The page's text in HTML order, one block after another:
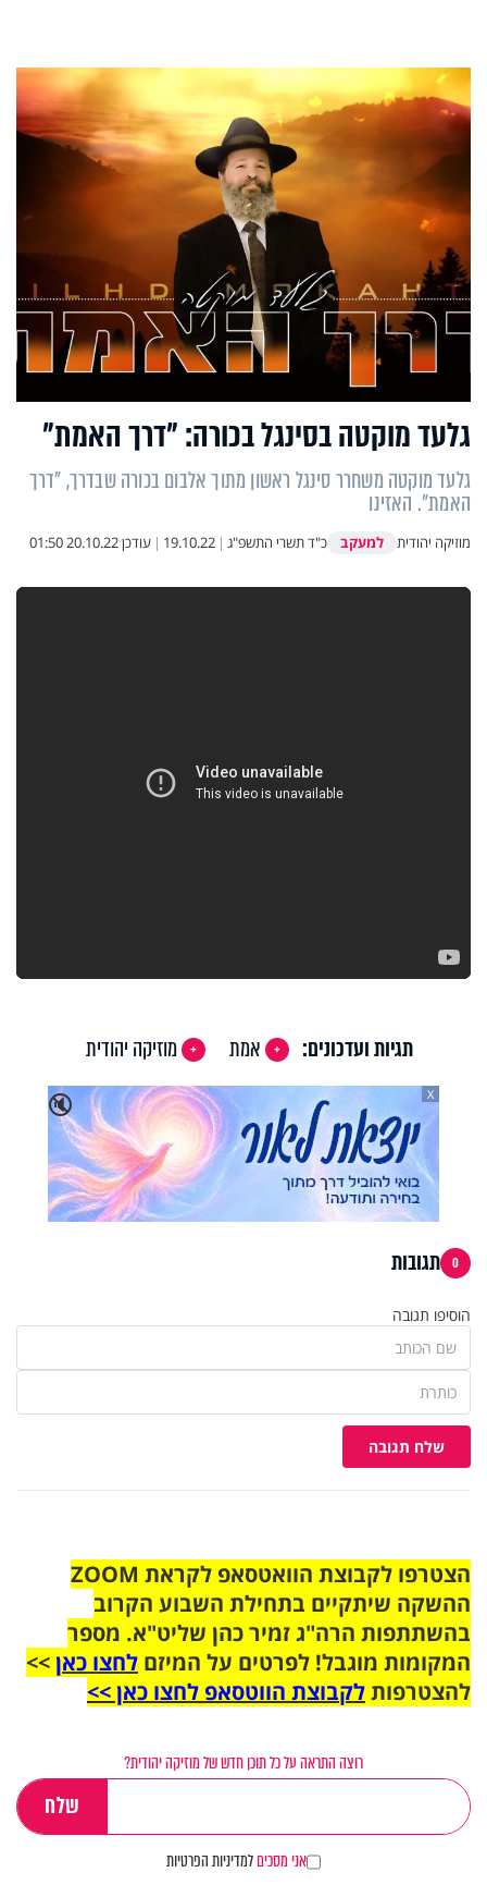
גלעד מוקטה בסינגל בכורה: "דרך האמת"
גלעד מוקטה משחרר סינגל ראשון מתוך אלבום בכורה שבדרך, "דרך
האמת". האזינו
מוזיקה יהודית למעקב כ"ד תשרי התשפ"ג |
19.10.22
| עודכן20.10.22 01:50
תגיות ועדכונים: אמת
מוזיקה יהודית
🔇
X
0 תגובות
הוסיפו תגובה
שלח תגובה
הצטרפו לקבוצת הוואטסאפ לקראת ZOOM
ההשקה שיתקיים בתחילת השבוע הקרוב
בהשתתפות הרה"ג זמיר כהן שליט"א. מספר
המקומות מוגבל! לפרטים על המיזם לחצו כאן>>
להצטרפותלקבוצת הווטסאפ לחצו כאן >>
רוצה התראה על כל תוכן חדש של מוזיקה יהודית?
אני מסכיםלמדיניות הפרטיות